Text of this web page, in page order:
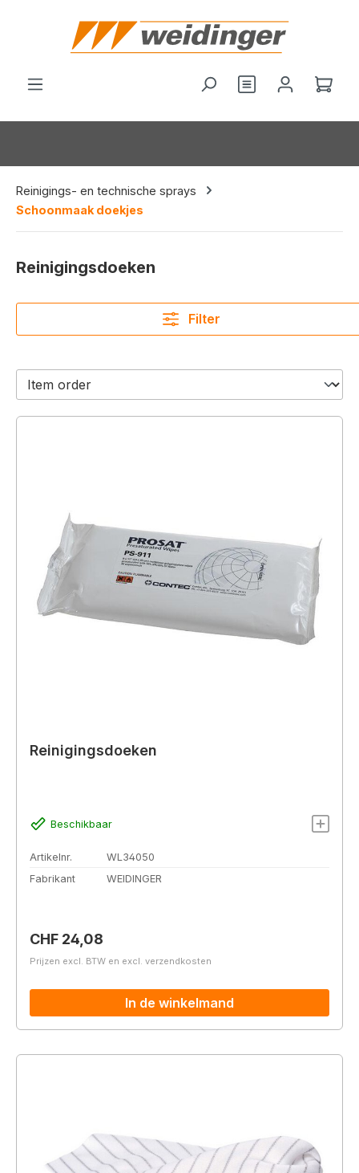
Je hebt 0 items
Reinigings- en technische sprays
Schoonmaak doekjes
Reinigingsdoeken
Filter
Reinigingsdoeken
Beschikbaar
Artikelnr.
WL34050
Fabrikant
WEIDINGER
Normale prijs:
CHF 24,08
Prijzen excl. BTW en excl. verzendkosten
In de winkelmand